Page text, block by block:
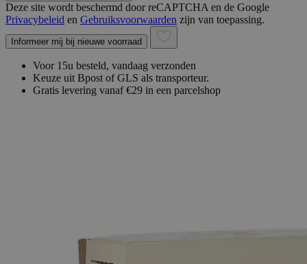
Deze site wordt beschermd door reCAPTCHA en de Google
Privacybeleid en Gebruiksvoorwaarden zijn van toepassing.
Informeer mij bij nieuwe voorraad
Voor 15u besteld, vandaag verzonden
Keuze uit Bpost of GLS als transporteur.
Gratis levering vanaf €29 in een parcelshop